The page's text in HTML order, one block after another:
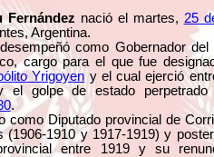
Fernández nació el martes, 25
Argentina.
como Gobernador del
cargo para el que fue
Yrigoyen y el cual ejerció
golpe de estado
.
como Diputado provincial de
(1906-1910 y 1917-1919) y
entre 1919 y su